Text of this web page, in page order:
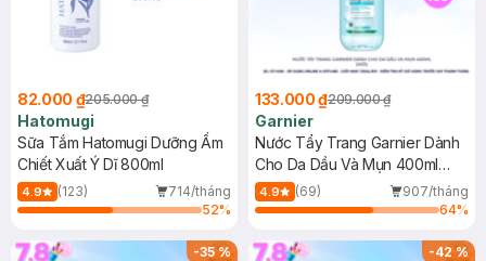
82.000 ₫205.000 ₫
Hatomugi
Sữa Tắm Hatomugi Dưỡng Ẩm
Chiết Xuất Ý Dĩ 800ml
4.9 (123)
714/tháng
52%
133.000 ₫209.000 ₫
Garnier
Nước Tẩy Trang Garnier Dành
Cho Da Dầu Và Mụn 400ml
(Mới)
4.9 (69)
907/tháng
64%
-35% -42%